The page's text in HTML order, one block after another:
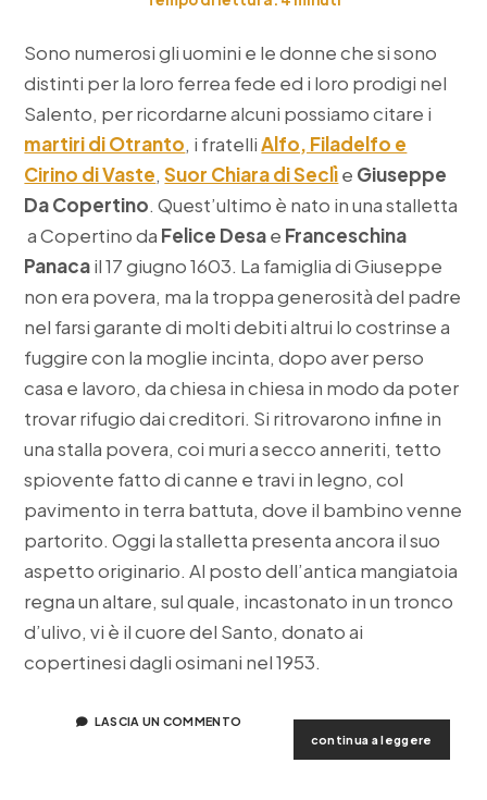
Sono numerosi gli uomini e le donne che si sono
distinti per la loro ferrea fede ed i loro prodigi nel
Salento, per ricordarne alcuni possiamo citare i
martiri di Otranto, i fratelliAlfo, Filadelfo e
Cirino di Vaste,Suor Chiara di Seclìe Giuseppe
Da Copertino. Quest’ultimo è nato in una stalletta
a Copertino da Felice Desae Franceschina
Panacail 17 giugno 1603. La famiglia di Giuseppe
non era povera, ma la troppa generosità del padre
nel farsi garante di molti debiti altrui lo costrinse a
fuggire con la moglie incinta, dopo aver perso
casa e lavoro, da chiesa in chiesa in modo da poter
trovar rifugio dai creditori. Si ritrovarono infine in
una stalla povera, coi muri a secco anneriti, tetto
spiovente fatto di canne e travi in legno, col
pavimento in terra battuta, dove il bambino venne
partorito. Oggi la stalletta presenta ancora il suo
aspetto originario. Al posto dell’antica mangiatoia
regna un altare, sul quale, incastonato in un tronco
d’ulivo, vi è il cuore del Santo, donato ai
copertinesi dagli osimani nel 1953.
continua a leggere
LASCIA UN COMMENTO